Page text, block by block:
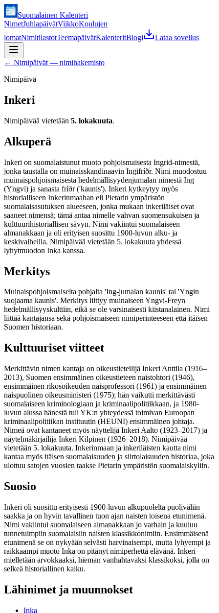
Suomalainen Kalenteri
NimetJuhlapäivätViikkoKoulujen
lomatNimitilastotTeemapäivätKalenteritBlogi Lataa sovellus
← Nimipäivät — nimihakemisto
Nimipäivä
Inkeri
Nimipäivää vietetään 5. lokakuuta.
Alkuperä
Inkeri on suomalaistunut muoto pohjoismaisesta Ingrid-nimestä,
jonka taustalla on muinaisskandinaavin Ingifríðr. Nimi muodostuu
muinaispohjoismaisesta hedelmällisyydenjumalan nimestä Ing
(Yngvi) ja sanasta fríðr ('kaunis'). Inkeri kytkeytyy myös
historialliseen Inkerinmaahan eli Pietarin ympäristön
suomalaisasutuksen alueeseen, jonka mukaan inkeriläiset ovat
saaneet nimensä; tämä antaa nimelle vahvan suomensukuisen ja
kulttuurihistoriallisen sävyn. Nimi vakiintui suomalaiseen
almanakkaan ja oli erityisen suosittu 1900-luvun alku- ja
keskivaiheilla. Nimipäivää vietetään 5. lokakuuta yhdessä
lyhytmuodon Inka kanssa.
Merkitys
Muinaispohjoismaiselta pohjalta 'Ing-jumalan kaunis' tai 'Yngin
suojaama kaunis'. Merkitys liittyy muinaiseen Yngvi-Freyn
hedelmällisyyskulttiin, eikä se ole varsinaisesti kiistanalainen. Nimi
liittää kantajansa sekä pohjoismaiseen nimiperinteeseen että itäisen
Suomen historiaan.
Kulttuuriset viitteet
Merkittävin nimen kantaja on oikeustieteilijä Inkeri Anttila (1916–
2013), Suomen ensimmäinen oikeustieteen naistohtori (1946),
ensimmäinen rikosoikeuden naisprofessori (1961) ja ensimmäinen
naispuolinen oikeusministeri (1975); hän vaikutti merkittävästi
suomalaiseen kriminologiaan ja kriminaalipolitiikkaan, ja 1980-
luvun alussa hänestä tuli YK:n yhteydessä toimivan Euroopan
kriminaalipolitiikan instituutin (HEUNI) ensimmäinen johtaja.
Nimeä ovat kantaneet myös näyttelijä Inkeri Aalto (1923–2017) ja
näytelmäkirjailija Inkeri Kilpinen (1926–2018). Nimipäivää
vietetään 5. lokakuuta. Inkerinmaan ja inkeriläisten kautta nimi
kantaa myös itäisen suomalaisuuden ja siirtolaisuuden historiaa, joka
ulottuu satojen vuosien taakse Pietarin ympäristön suomalaiskyliin.
Suosio
Inkeri oli suosittu erityisesti 1900-luvun alkupuolelta puoliväliin
saakka ja on hyvin tavallinen tuon ajan naisten toisena etunimenä.
Nimi vakiintui suomalaiseen almanakkaan jo varhain ja kuuluu
tunnetuimpiin suomalaisiin naisten klassikkonimiin. Ensimmäisenä
etunimenä se on nykyään selvästi harvinaisempi, mutta lyhyempi ja
raikkaampi muoto Inka on pitänyt nimiperhettä elävänä. Inkeri
mielletään arvokkaaksi, hieman vanhahtavaksi klassikoksi, jolla on
selkeä historiallinen kaiku.
Lähinimet ja muunnokset
Inka